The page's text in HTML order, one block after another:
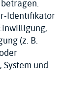
Identifikator
(z. B.
und